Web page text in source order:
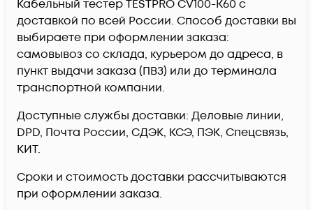
Кабельный тестер TESTPRO CV100-K60 c
доставкой по всей России. Способ доставки вы
выбираете при оформлении заказа:
самовывоз со склада, курьером до адреса, в
пункт выдачи заказа (ПВЗ) или до терминала
транспортной компании.
Доступные службы доставки: Деловые линии,
DPD, Почта России, СДЭК, КСЭ, ПЭК, Спецсвязь,
КИТ.
Сроки и стоимость доставки рассчитываются
при оформлении заказа.